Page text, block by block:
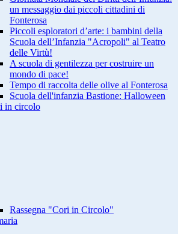
un messaggio dai piccoli cittadini di
Fonterosa
Piccoli esploratori d’arte: i bambini della
Scuola dell’Infanzia "Acropoli" al Teatro
delle Virtù!
A scuola di gentilezza per costruire un
mondo di pace!
Tempo di raccolta delle olive al Fonterosa
Scuola dell'infanzia Bastione: Halloween
in circolo
Rassegna "Cori in Circolo"